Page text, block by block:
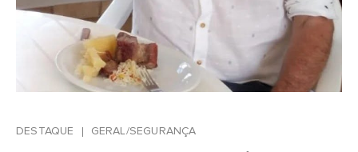
DESTAQUE GERAL/SEGURANÇA